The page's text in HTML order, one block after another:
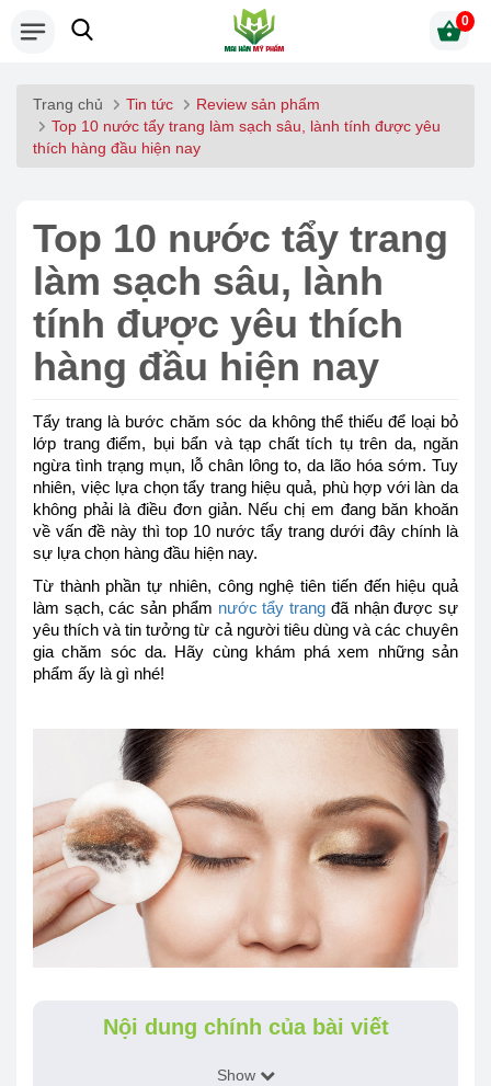
0
Trang chủ Tin tức
Review sản phẩm
Top 10 nước tẩy trang làm sạch sâu, lành tính được yêu
thích hàng đầu hiện nay
Top 10 nước tẩy trang
làm sạch sâu, lành
tính được yêu thích
hàng đầu hiện nay
Tẩy trang là bước chăm sóc da không thể thiếu để loại bỏ
lớp trang điểm, bụi bẩn và tạp chất tích tụ trên da, ngăn
ngừa tình trạng mụn, lỗ chân lông to, da lão hóa sớm. Tuy
nhiên, việc lựa chọn tẩy trang hiệu quả, phù hợp với làn da
không phải là điều đơn giản. Nếu chị em đang băn khoăn
về vấn đề này thì top 10 nước tẩy trang dưới đây chính là
sự lựa chọn hàng đầu hiện nay.
Từ thành phần tự nhiên, công nghệ tiên tiến đến hiệu quả
làm sạch, các sản phẩm nước tẩy trang đã nhận được sự
yêu thích và tin tưởng từ cả người tiêu dùng và các chuyên
gia chăm sóc da. Hãy cùng khám phá xem những sản
phẩm ấy là gì nhé!
Nội dung chính của bài viết
Show